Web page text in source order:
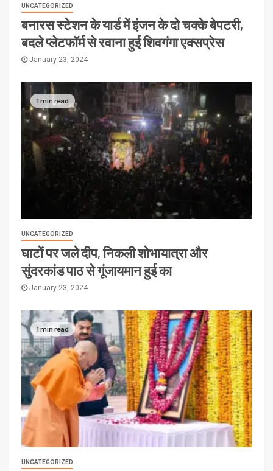
UNCATEGORIZED
बनारस स्टेशन के यार्ड में इंजन के दो चक्के बेपटरी,
बदले प्लेटफॉर्म से रवाना हुई शिवगंगा एक्सप्रेस
January 23, 2024
1 min read
UNCATEGORIZED
घाटों पर जले दीप, निकली शोभायात्रा और
सुंदरकांड पाठ से गूंजायमान हुई का
January 23, 2024
1 min read
UNCATEGORIZED